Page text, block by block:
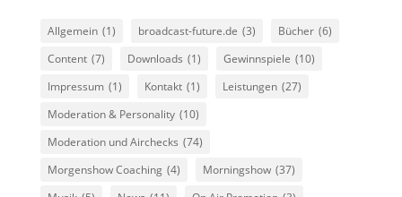
Allgemein (1) broadcast-future.de (3) Bücher (6)
Content (7) Downloads (1) Gewinnspiele (10)
Impressum (1) Kontakt (1) Leistungen (27)
Moderation & Personality (10)
Moderation und Airchecks (74)
Morgenshow Coaching (4) Morningshow (37)